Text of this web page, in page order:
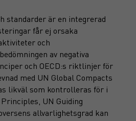
standarder är en integrerad
får ej orsaka
och
av negativa
och OECD:s riktlinjer för
med UN Global Compacts
likväl som kontrolleras för i
UN Guiding
allvarlighetsgrad kan